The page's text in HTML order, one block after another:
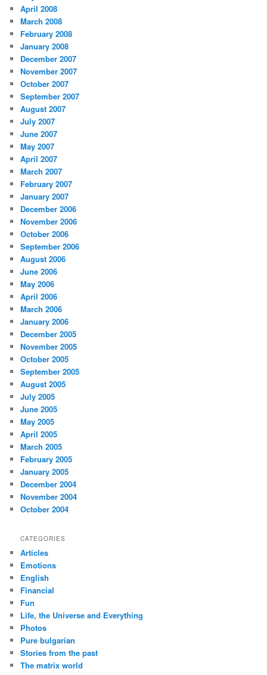
April 2008
March 2008
February 2008
January 2008
December 2007
November 2007
October 2007
September 2007
August 2007
July 2007
June 2007
May 2007
April 2007
March 2007
February 2007
January 2007
December 2006
November 2006
October 2006
September 2006
August 2006
June 2006
May 2006
April 2006
March 2006
January 2006
December 2005
November 2005
October 2005
September 2005
August 2005
July 2005
June 2005
May 2005
April 2005
March 2005
February 2005
January 2005
December 2004
November 2004
October 2004
CATEGORIES
Articles
Emotions
English
Financial
Fun
Life, the Universe and Everything
Photos
Pure bulgarian
Stories from the past
The matrix world